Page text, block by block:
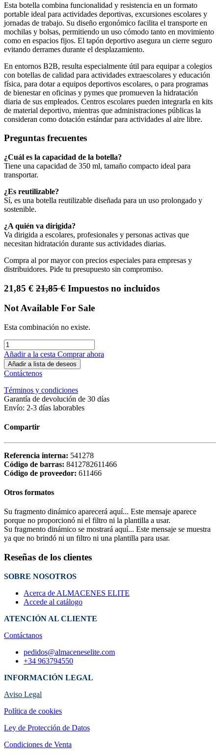
Esta botella combina funcionalidad y resistencia en un formato
portable ideal para actividades deportivas, excursiones escolares y
jornadas de trabajo. Su diseño ergonómico facilita el transporte en
mochilas y bolsas, permitiendo un uso cómodo tanto en movimiento
como en espacios fijos. El tapón deportivo asegura un cierre seguro
evitando derrames durante el desplazamiento.
En entornos B2B, resulta especialmente útil para equipar a colegios
con botellas de calidad para actividades extraescolares y educación
física, para dotar a equipos deportivos escolares, o para programas
de bienestar en oficinas y pymes que promueven la hidratación
diaria de sus empleados. Centros escolares pueden integrarla en kits
de material deportivo, mientras que administraciones públicas la
consideran como dotación estándar para actividades al aire libre.
Preguntas frecuentes
¿Cuál es la capacidad de la botella?
Tiene una capacidad de 350 ml, tamaño compacto ideal para
transportar.
¿Es reutilizable?
Sí, es una botella reutilizable diseñada para un uso prolongado y
sostenible.
¿A quién va dirigida?
Va dirigida a escolares, profesionales y personas activas que
necesitan hidratación durante sus actividades diarias.
Compra al por mayor con precios especiales para empresas y
distribuidores. Pide tu presupuesto sin compromiso.
21,85 € 21,85€ Impuestos no incluidos
Not Available For Sale
Esta combinación no existe.
Añadir a la cesta Comprar ahora
Añadir a lista de deseos
Contáctenos
Términos y condiciones
Garantía de devolución de 30 días
Envío: 2-3 días laborables
Compartir
Referencia interna: 541278
Código de barras: 8412782611466
Código de proveedor: 611466
Otros formatos
Su fragmento dinámico aparecerá aquí... Este mensaje aparece
porque no proporcionó ni el filtro ni la plantilla a usar.
Su fragmento dinámico se mostrará aquí... Este mensaje se muestra
ya que no brindó ni un filtro ni una plantilla para usar.
Reseñas de los clientes
SOBRE NOSOTROS
Acerca de ALMACENES ELITE
Accede al catálogo
ATENCIÓN AL CLIENTE
Contáctanos
pedidos@almaceneselite.com
+34 963794550
INFORMACIÓN LEGAL
Aviso Legal
Política de cookies
Ley de Protección de Datos
Condiciones de Venta